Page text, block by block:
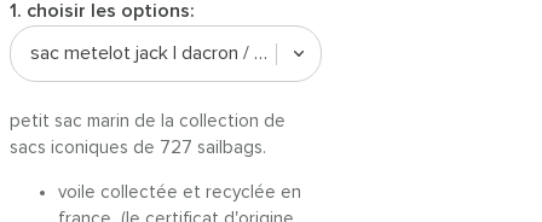
1. choisir les options:
sac metelot jack | dacron / acrylique navy n° 8
petit sac marin de la collection de
sacs iconiques de 727 sailbags.
voile collectée et recyclée en